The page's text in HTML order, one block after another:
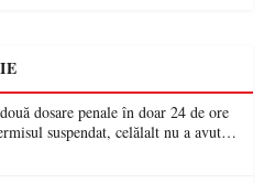
dosare penale în doar 24 de ore
suspendat, celălalt nu a avut